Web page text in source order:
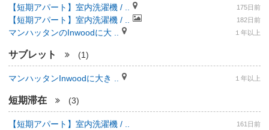
【短期アパート】室内洗濯機 / .. 175日前
【短期アパート】室内洗濯機 / .. 182日前
マンハッタンのInwoodに大 .. １年以上
サブレット (1)
マンハッタンInwoodに大き .. １年以上
短期滞在 (3)
【短期アパート】室内洗濯機 / .. 161日前